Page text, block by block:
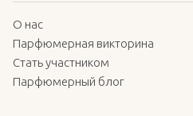
О нас
Парфюмерная викторина
Стать участником
Парфюмерный блог